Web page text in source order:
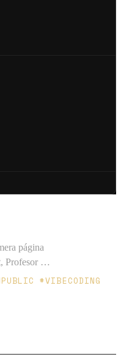
página
Profesor en
#VIBECODING